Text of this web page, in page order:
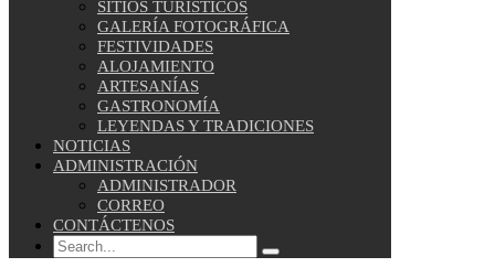
SITIOS TURÍSTICOS
GALERÍA FOTOGRÁFICA
FESTIVIDADES
ALOJAMIENTO
ARTESANÍAS
GASTRONOMÍA
LEYENDAS Y TRADICIONES
NOTICIAS
ADMINISTRACIÓN
ADMINISTRADOR
CORREO
CONTÁCTENOS